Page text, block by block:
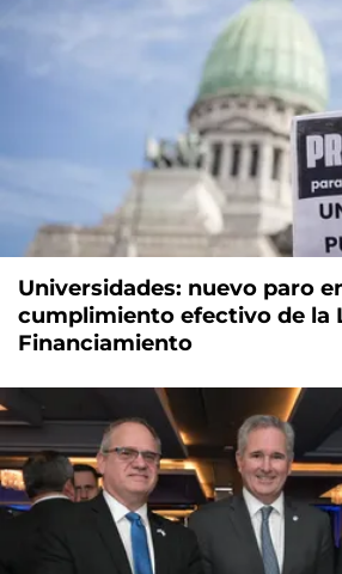
Universidades: nuevo paro
cumplimiento efectivo de la
Financiamiento